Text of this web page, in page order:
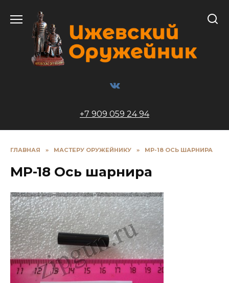
содержанию
+7 909 059 24 94
ГЛАВНАЯ » МАСТЕРУ ОРУЖЕЙНИКУ » МР-18 ОСЬ ШАРНИРА
МР-18 Ось шарнира